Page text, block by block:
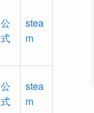
公
式
stea
m
公
式
stea
m